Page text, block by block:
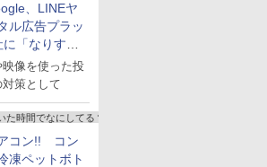
、LINEヤ
ル広告プラッ
「なりすま
策強化を要請
像を使った投
策として
た時間でなにしてる？
コン!! コン
凍ペットボト